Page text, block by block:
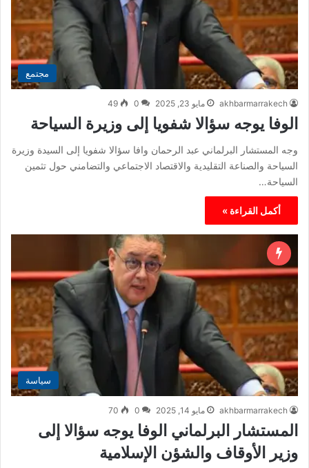
مجتمع
akhbarmarrakech مايو 23, 2025 0
49
الوفا يوجه سؤالا شفويا إلى وزيرة السياحة
وجه المستشار البرلماني عبد الرحمان وافا سؤالا شفويا إلى السيدة وزيرة
السياحة والصناعة التقليدية والاقتصاد الاجتماعي والتضامني حول تثمين
السياحة…
أكمل القراءة »
سياسة
akhbarmarrakech مايو 14, 2025 0
70
المستشار البرلماني الوفا يوجه سؤالا إلى
وزير الأوقاف والشؤن الإسلامية